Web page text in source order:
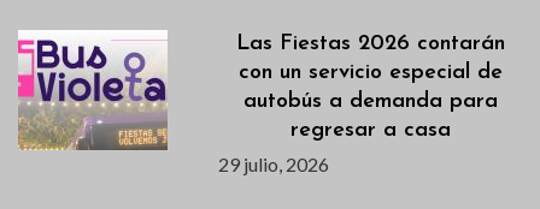
Las Fiestas 2026 contarán
con un servicio especial de
autobús a demanda para
regresar a casa
29 julio, 2026